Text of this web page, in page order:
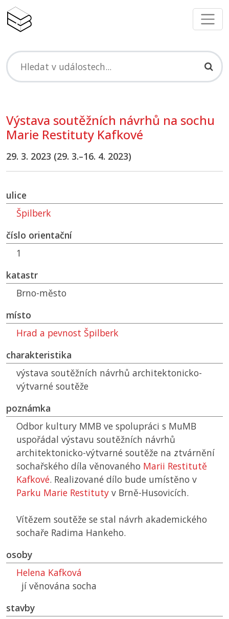
Výstava soutěžních návrhů na sochu
Marie Restituty Kafkové
29. 3. 2023 (29. 3.–⁠16. 4. 2023)
ulice
Špilberk
číslo orientační
1
katastr
Brno-město
místo
Hrad a pevnost Špilberk
charakteristika
výstava soutěžních návrhů architektonicko-
výtvarné soutěže
poznámka
Odbor kultury MMB ve spolupráci s MuMB
uspořádal výstavu soutěžních návrhů
architektonicko-výtvarné soutěže na ztvárnění
sochařského díla věnovaného Marii Restitutě
Kafkové. Realizované dílo bude umístěno v
Parku Marie Restituty v Brně-Husovicích.
Vítězem soutěže se stal návrh akademického
sochaře Radima Hankeho.
osoby
Helena Kafková
jí věnována socha
stavby